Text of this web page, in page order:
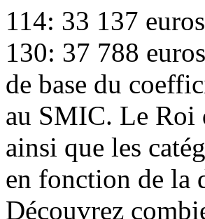
114: 33 137
130: 37 788
de base du
au SMIC. Le Roi
ainsi que les
en fonction de la
Découvrez